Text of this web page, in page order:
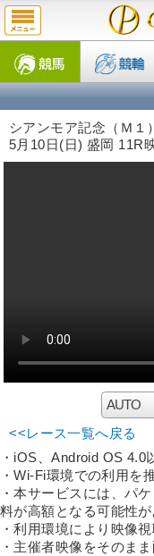
シアンモア記念（Ｍ１
5月10日(日) 盛岡 11R
<<レース一覧へ戻る
・iOS、Android OS 4.0
・Wi-Fi環境での利用を
・本サービスには、パ
料が高額となる可能性
・利用環境により映像
・主催者映像をそのま